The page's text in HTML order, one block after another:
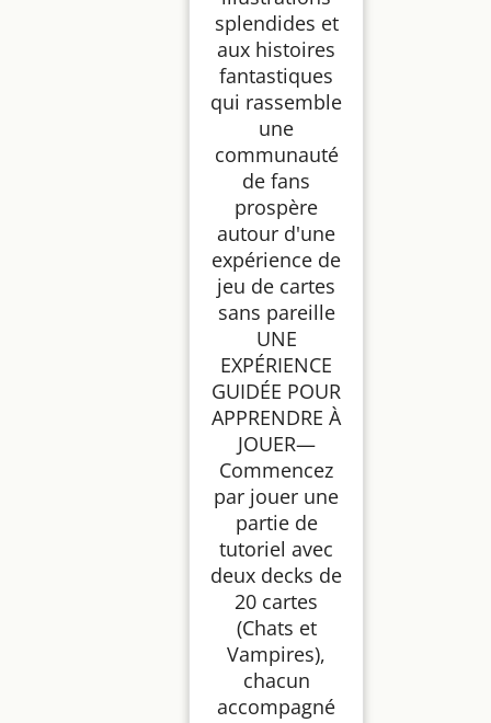
splendides et
aux histoires
fantastiques
qui rassemble
une
communauté
de fans
prospère
autour d'une
expérience de
jeu de cartes
sans pareille
UNE
EXPÉRIENCE
GUIDÉE POUR
APPRENDRE À
JOUER—
Commencez
par jouer une
partie de
tutoriel avec
deux decks de
20 cartes
(Chats et
Vampires),
chacun
accompagné